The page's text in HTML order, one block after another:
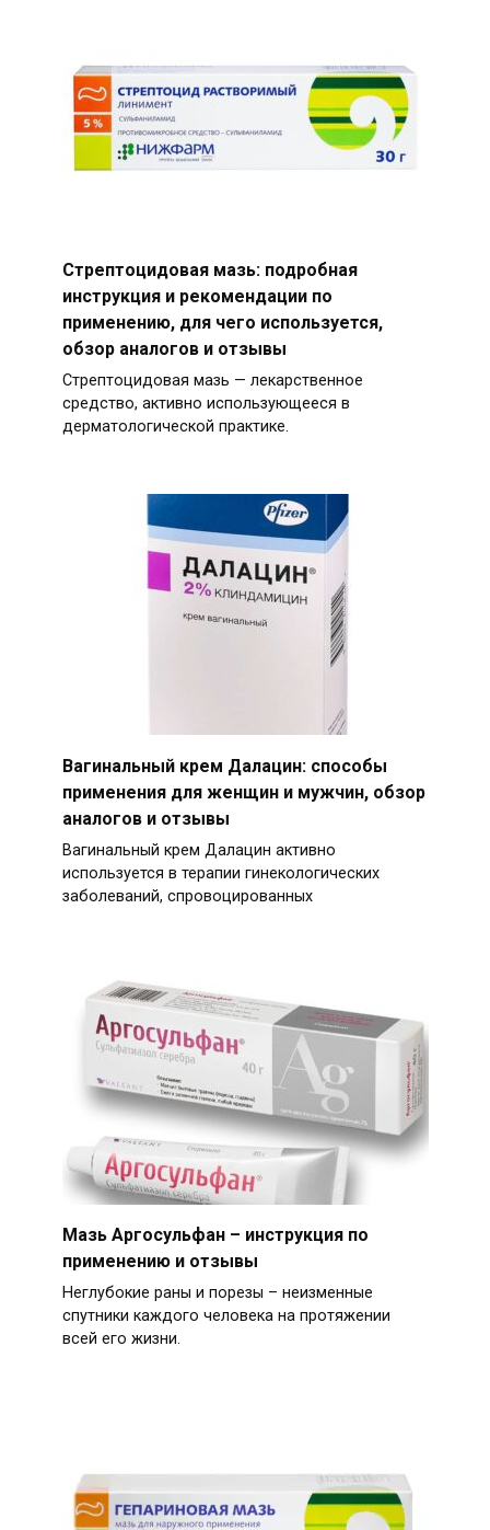
Стрептоцидовая мазь: подробная
инструкция и рекомендации по
применению, для чего используется,
обзор аналогов и отзывы
Стрептоцидовая мазь — лекарственное
средство, активно использующееся в
дерматологической практике.
Вагинальный крем Далацин: способы
применения для женщин и мужчин, обзор
аналогов и отзывы
Вагинальный крем Далацин активно
используется в терапии гинекологических
заболеваний, спровоцированных
Мазь Аргосульфан – инструкция по
применению и отзывы
Неглубокие раны и порезы – неизменные
спутники каждого человека на протяжении
всей его жизни.